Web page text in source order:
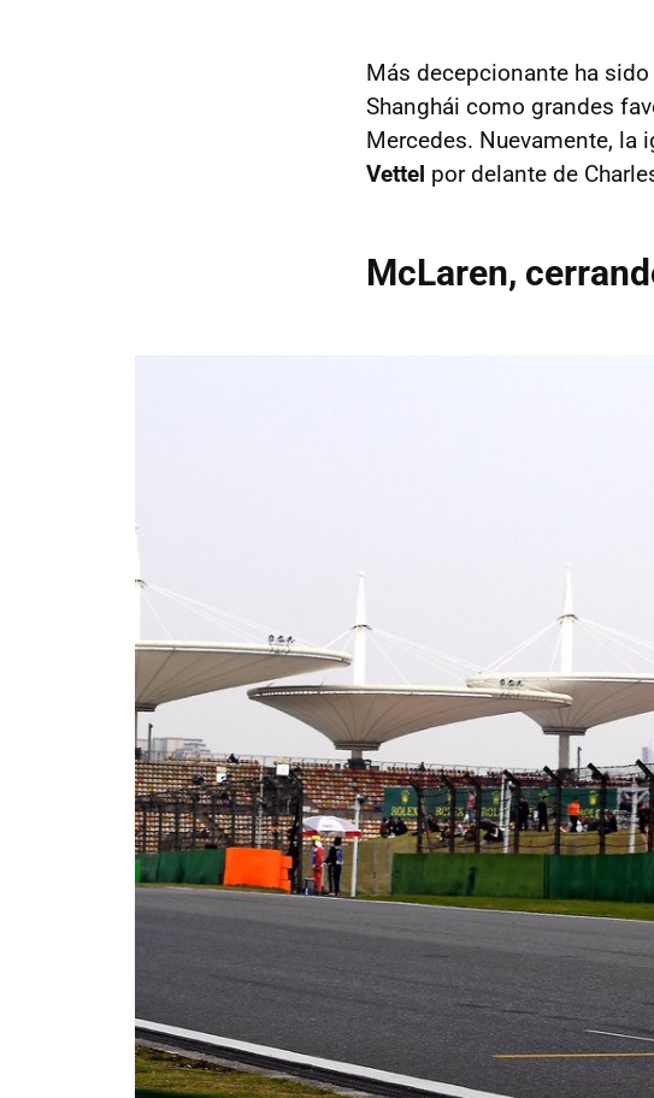
Más decepcionante ha
Shanghái como grandes
Mercedes. Nuevamente, la
Vettel por delante de
McLaren,